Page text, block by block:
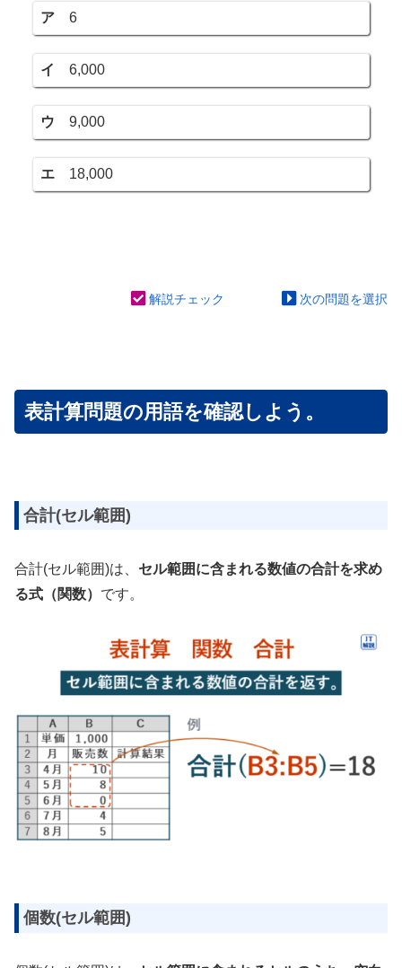
ア 6
イ 6,000
ウ 9,000
エ 18,000
解説チェック 次の問題を選択
表計算問題の用語を確認しよう。
合計(セル範囲)
合計(セル範囲)は、 セル範囲に含まれる数値の合計を求め
る式（関数） です。
個数(セル範囲)